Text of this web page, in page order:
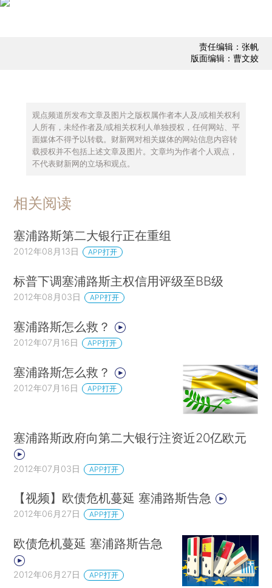
责任编辑：张帆
版面编辑：曹文姣
观点频道所发布文章及图片之版权属作者本人及/或相关权利
人所有，未经作者及/或相关权利人单独授权，任何网站、平
面媒体不得予以转载。财新网对相关媒体的网站信息内容转
载授权并不包括上述文章及图片。文章均为作者个人观点，
不代表财新网的立场和观点。
相关阅读
塞浦路斯第二大银行正在重组
2012年08月13日 APP打开
标普下调塞浦路斯主权信用评级至BB级
2012年08月03日 APP打开
塞浦路斯怎么救？
2012年07月16日 APP打开
塞浦路斯怎么救？
2012年07月16日 APP打开
塞浦路斯政府向第二大银行注资近20亿欧元
2012年07月03日 APP打开
【视频】欧债危机蔓延 塞浦路斯告急
2012年06月27日 APP打开
欧债危机蔓延 塞浦路斯告急
2012年06月27日 APP打开